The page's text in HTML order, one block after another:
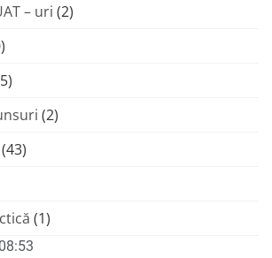
08:53
– uri (2)
(2)
(43)
(1)